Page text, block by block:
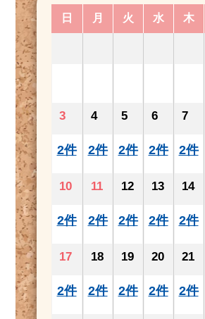
日 月 火 水 木
3
2件
4
2件
5
2件
6
2件
7
2件
10
2件
11
2件
12
2件
13
2件
14
2件
17
2件
18
2件
19
2件
20
2件
21
2件